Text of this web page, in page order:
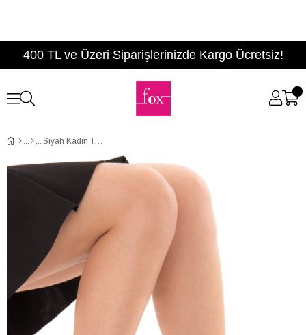
400 TL ve Üzeri Siparişlerinizde Kargo Ücretsiz!
Siyah Kadın Topuklu Ayakkabı D404218002